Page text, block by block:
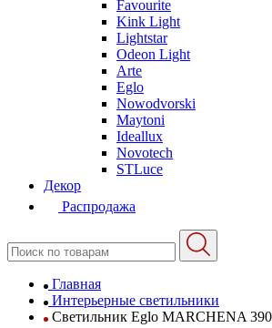
Favourite
Kink Light
Lightstar
Odeon Light
Arte
Eglo
Nowodvorski
Maytoni
Ideallux
Novotech
STLuce
Декор
Распродажа
Главная
Интерьерные светильники
Светильник Eglo MARCHENA